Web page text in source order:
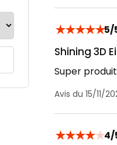
★★★★★5/
Shining 3D
Super produit
Avis du 15/11/
★★★★★4/